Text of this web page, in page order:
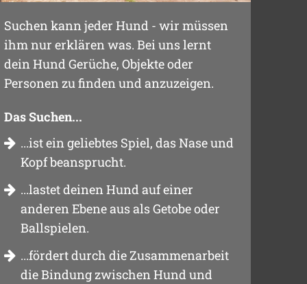
Suchen kann jeder Hund - wir müssen
ihm nur erklären was. Bei uns lernt
dein Hund Gerüche, Objekte oder
Personen zu finden und anzuzeigen.
Das Suchen...
...ist ein geliebtes Spiel, das Nase und
Kopf beansprucht.
...lastet deinen Hund auf einer
anderen Ebene aus als Getobe oder
Ballspielen.
...fördert durch die Zusammenarbeit
die Bindung zwischen Hund und